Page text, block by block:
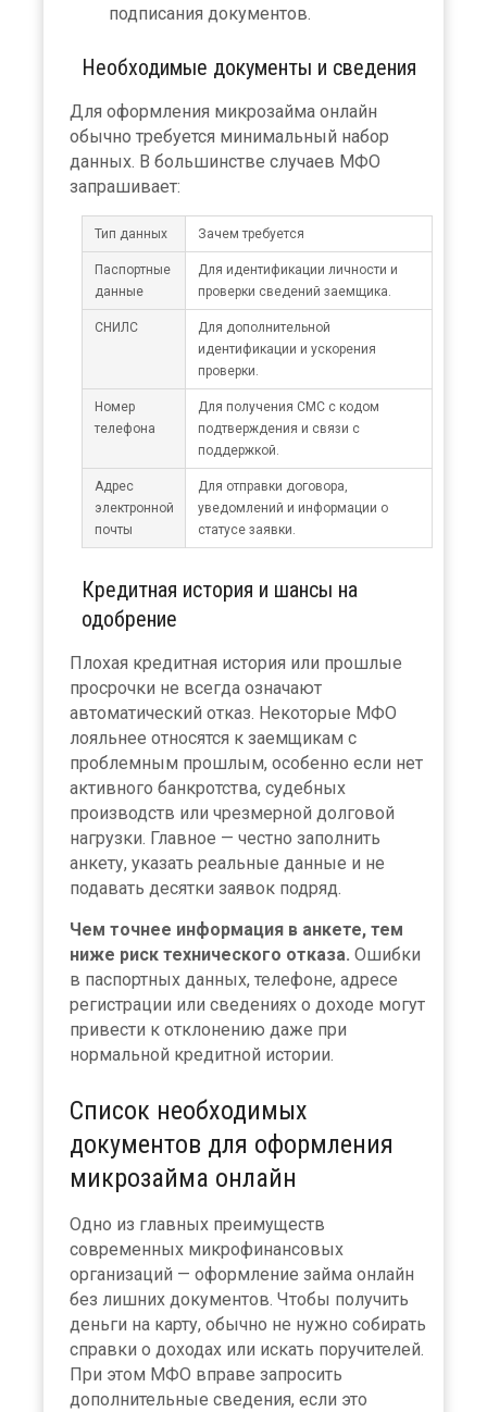
подписания документов.
Необходимые документы и сведения
Для оформления микрозайма онлайн
обычно требуется минимальный набор
данных. В большинстве случаев МФО
запрашивает:
Тип данных Зачем требуется
Паспортные
данные
Для идентификации личности и
проверки сведений заемщика.
СНИЛС
Для дополнительной
идентификации и ускорения
проверки.
Номер
телефона
Для получения СМС с кодом
подтверждения и связи с
поддержкой.
Адрес
электронной
почты
Для отправки договора,
уведомлений и информации о
статусе заявки.
Кредитная история и шансы на
одобрение
Плохая кредитная история или прошлые
просрочки не всегда означают
автоматический отказ. Некоторые МФО
лояльнее относятся к заемщикам с
проблемным прошлым, особенно если нет
активного банкротства, судебных
производств или чрезмерной долговой
нагрузки. Главное — честно заполнить
анкету, указать реальные данные и не
подавать десятки заявок подряд.
Чем точнее информация в анкете, тем
ниже риск технического отказа. Ошибки
в паспортных данных, телефоне, адресе
регистрации или сведениях о доходе могут
привести к отклонению даже при
нормальной кредитной истории.
Список необходимых
документов для оформления
микрозайма онлайн
Одно из главных преимуществ
современных микрофинансовых
организаций — оформление займа онлайн
без лишних документов. Чтобы получить
деньги на карту, обычно не нужно собирать
справки о доходах или искать поручителей.
При этом МФО вправе запросить
дополнительные сведения, если это